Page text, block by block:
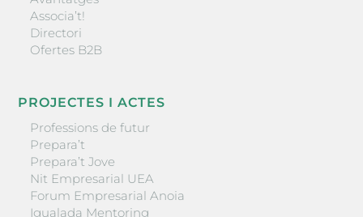
Associa’t!
Directori
Ofertes B2B
PROJECTES I ACTES
Professions de futur
Prepara’t
Prepara’t Jove
Nit Empresarial UEA
Forum Empresarial Anoia
Igualada Mentoring